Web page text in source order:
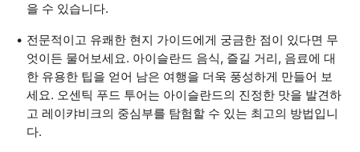
을 수 있습니다.
전문적이고 유쾌한 현지 가이드에게 궁금한 점이 있다면 무
엇이든 물어보세요. 아이슬란드 음식, 즐길 거리, 음료에 대
한 유용한 팁을 얻어 남은 여행을 더욱 풍성하게 만들어 보
세요. 오센틱 푸드 투어는 아이슬란드의 진정한 맛을 발견하
고 레이캬비크의 중심부를 탐험할 수 있는 최고의 방법입니
다.